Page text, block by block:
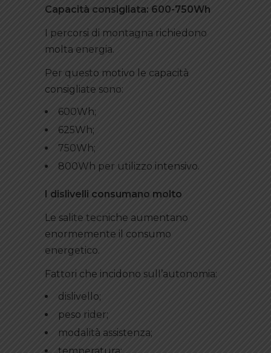
Capacità consigliata: 600-750Wh
I percorsi di montagna richiedono
molta energia.
Per questo motivo le capacità
consigliate sono:
600Wh;
625Wh;
750Wh;
800Wh per utilizzo intensivo.
I dislivelli consumano molto
Le salite tecniche aumentano
enormemente il consumo
energetico.
Fattori che incidono sull’autonomia:
dislivello;
peso rider;
modalità assistenza;